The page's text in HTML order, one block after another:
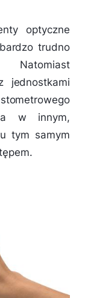
optyczne
trudno
Natomiast
jednostkami
w innym,
tym samym